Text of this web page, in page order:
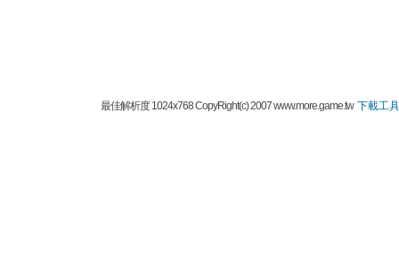
最佳解析度 1024x768 CopyRight(c) 2007 www.more.game.tw下載工